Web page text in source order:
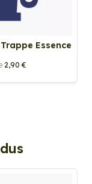
Essence
2,90 €